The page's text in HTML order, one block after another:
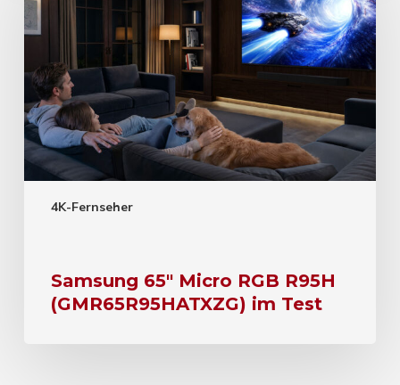
4K-Fernseher
Samsung 65″ Micro RGB R95H
(GMR65R95HATXZG) im Test